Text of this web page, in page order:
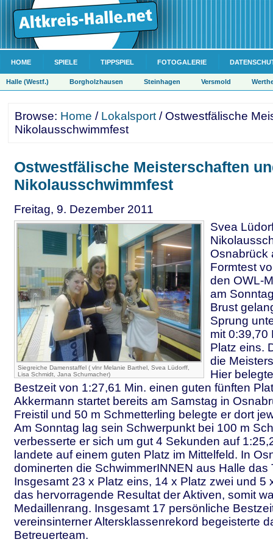
HOME SPIELE TIPPSPIEL FOTOGALERIE
Halle (Westf.) Borgholzhausen Steinhagen Versmold
Browse: Home / Lokalsport / Ostwestfälische
Nikolausschwimmfest
Ostwestfälische Meisterschaften
Nikolausschwimmfest
Freitag, 9. Dezember 2011
Siegreiche Damenstaffel ( vlnr Melanie Barthel, Svea Lüdorff,
Lisa Schmidt, Jana Schumacher)
Svea
Osnabrück
Formtest
den OWL-
am
Brust
Sprung
mit 0:39,70
Platz eins.
die
Hier
Bestzeit von 1:27,61 Min. einen guten fünften
Akkermann startet bereits am Samstag in
Freistil und 50 m Schmetterling belegte er dort
Am Sonntag lag sein Schwerpunkt bei 100 m
verbesserte er sich um gut 4 Sekunden auf
landete auf einem guten Platz im Mittelfeld. In
dominerten die SchwimmerINNEN aus Halle das
Insgesamt 23 x Platz eins, 14 x Platz zwei und 5
das hervorragende Resultat der Aktiven, somit
Medaillenrang. Insgesamt 17 persönliche
vereinsinterner Altersklassenrekord begeisterte
Betreuerteam.